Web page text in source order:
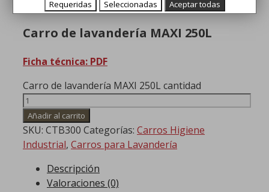
precio actual es: 174,99€.
Carro de lavandería MAXI 250L
Ficha técnica: PDF
Carro de lavandería MAXI 250L cantidad
Añadir al carrito
SKU: CTB300 Categorías: Carros Higiene
Industrial, Carros para Lavandería
Descripción
Valoraciones (0)
Requeridas Seleccionadas Aceptar todas